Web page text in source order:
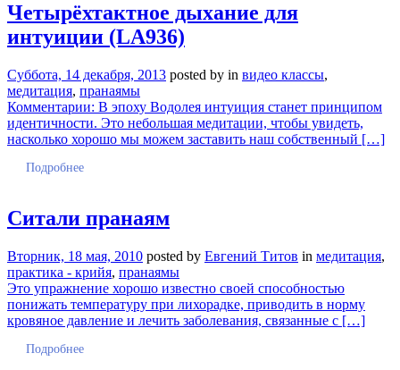
Четырёхтактное дыхание для
интуиции (LA936)
Суббота, 14 декабря, 2013 posted by in видео классы,
медитация, пранаямы
Комментарии: В эпоху Водолея интуиция станет принципом
идентичности. Это небольшая медитации, чтобы увидеть,
насколько хорошо мы можем заставить наш собственный […]
Подробнее
Ситали пранаям
Вторник, 18 мая, 2010 posted by Евгений Титов in медитация,
практика - крийя, пранаямы
Это упражнение хорошо известно своей способностью
понижать температуру при лихорадке, приводить в норму
кровяное давление и лечить заболевания, связанные с […]
Подробнее